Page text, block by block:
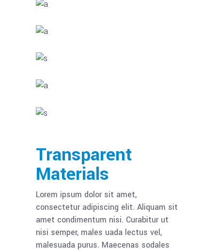
Transparent
Materials
Lorem ipsum dolor sit amet,
consectetur adipiscing elit. Aliquam sit
amet condimentum nisi. Curabitur ut
nisi semper, males uada lectus vel,
malesuada purus. Maecenas sodales